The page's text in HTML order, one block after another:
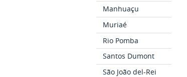
Manhuaçu
Muriaé
Rio Pomba
Santos Dumont
São João del-Rei